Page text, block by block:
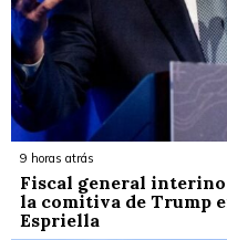
9 horas atrás
Fiscal general
la comitiva de Trump
Espriella